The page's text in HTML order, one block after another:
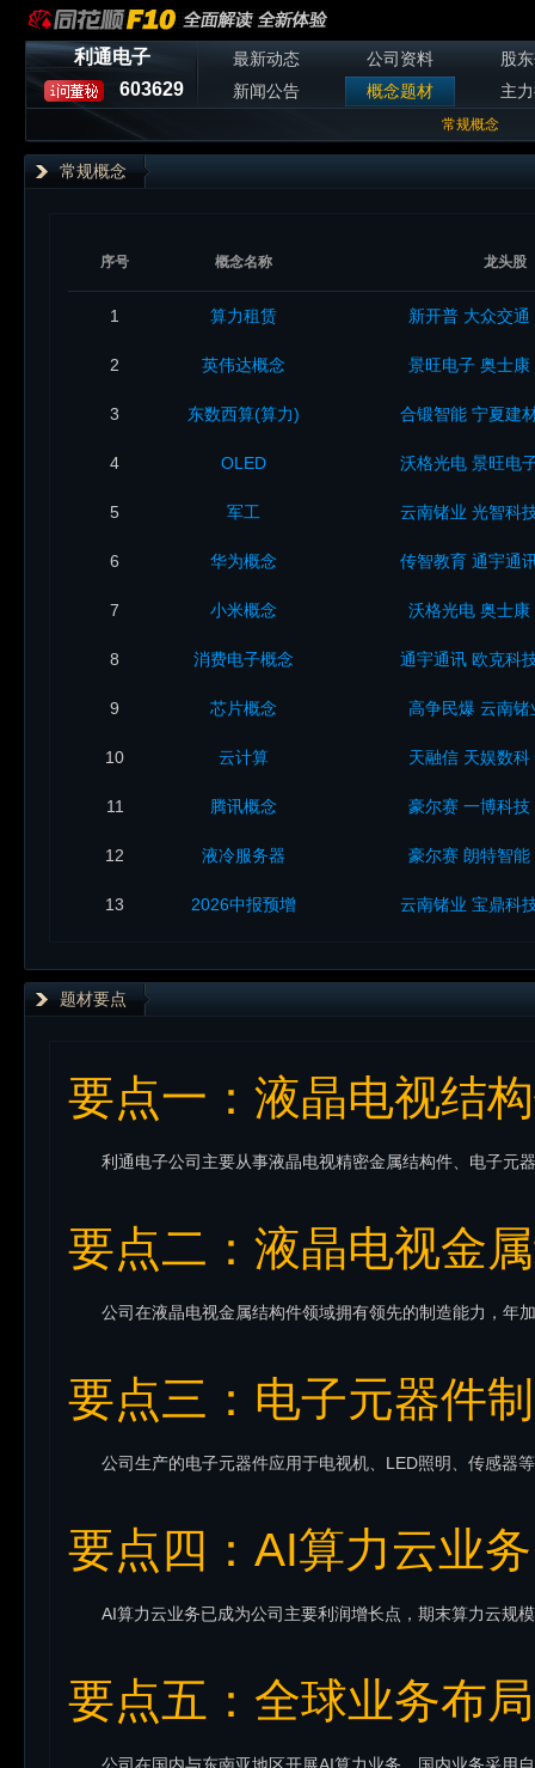
利通电子
603629
最新动态 公司资料
股
新闻公告
概念题材 主
常规概念
常规概念
序号 概念名称 龙头股
1 算力租赁 新开普 大众交通
2 英伟达概念 景旺电子 奥士康
3 东数西算(算力) 合锻智能 宁夏建
4 OLED 沃格光电 景旺电
5 军工 云南锗业 光智科
6 华为概念 传智教育 通宇通
7 小米概念 沃格光电 奥士康
8 消费电子概念 通宇通讯 欧克科
9 芯片概念 高争民爆 云南锗
10 云计算 天融信 天娱数科
11 腾讯概念 豪尔赛 一博科技
12 液冷服务器 豪尔赛 朗特智能
13 2026中报预增 云南锗业 宝鼎科
题材要点
要点一：液晶电视结
要点二：液晶电视金
要点三：电子元器件
要点四：AI算力云业务
要点五：全球业务布局